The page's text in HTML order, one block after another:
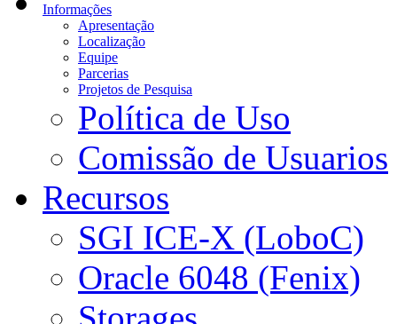
Informações
Apresentação
Localização
Equipe
Parcerias
Projetos de Pesquisa
Política de Uso
Comissão de Usuarios
Recursos
SGI ICE-X (LoboC)
Oracle 6048 (Fenix)